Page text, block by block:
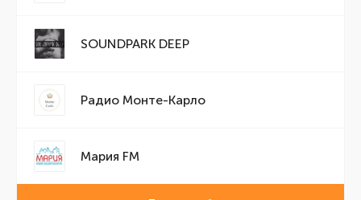
SOUNDPARK DEEP
Радио Монте-Карло
Мария FM